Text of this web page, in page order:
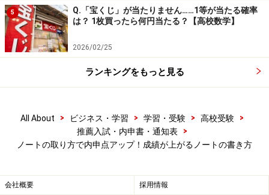
えます。もちろん、丁寧に丸を書くことも重要です。
色ペンやマーカー、囲み線で強調して見や
すいノートを書こう！
う。見出し、ポイントになるところは赤ペンで書き、そ
れ以外の重要なところは青ペンを使うなど、色を使い分
けると良いでしょう。
また、黒板に書いてないことでも、「to do（＝～する
5
Q.「宝くじ」が当たりません……1等が当たる確率
は？ 1枚買ったら何円当たる？【高校数学】
2026/02/25
ランキングをもっと見る
All About > ビジネス・学習 > 学習・受験 > 高校受験
>
推薦入試・内申書・通知表
>
ノートの取り方で内申点アップ！成績が上がるノートの書き方
会社概要 採用情報